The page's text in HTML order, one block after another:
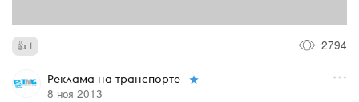
1 2794
Реклама на транспорте
8 ноя 2013